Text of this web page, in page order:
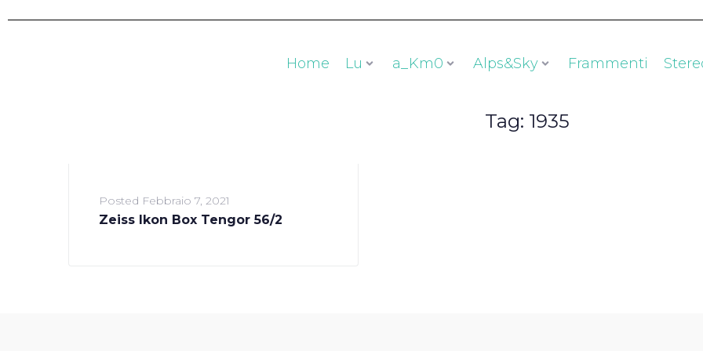
Home Lu a_Km0 Alps&Sky Frammenti
Tag: 1935
Posted Febbraio 7, 2021
Zeiss Ikon Box Tengor 56/2